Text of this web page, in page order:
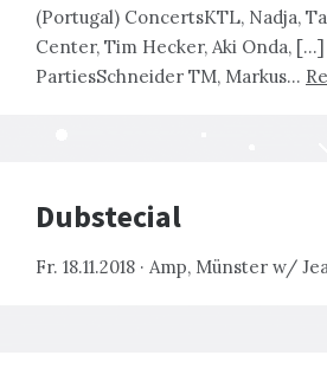
(Portugal) ConcertsKTL, Nadja,
Center, Tim Hecker, Aki Onda,
PartiesSchneider TM, Markus…
Dubstecial
Fr. 18.11.2018 · Amp, Münster w/